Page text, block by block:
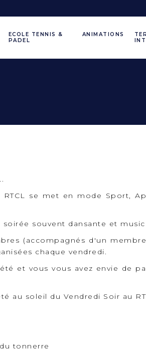
ECOLE TENNIS &
PADEL
ANIMATIONS
se met en mode Sport,
souvent dansante et
(accompagnés d'un
chaque vendredi.
et vous vous avez envie de
au soleil du Vendredi Soir au
tonnerre